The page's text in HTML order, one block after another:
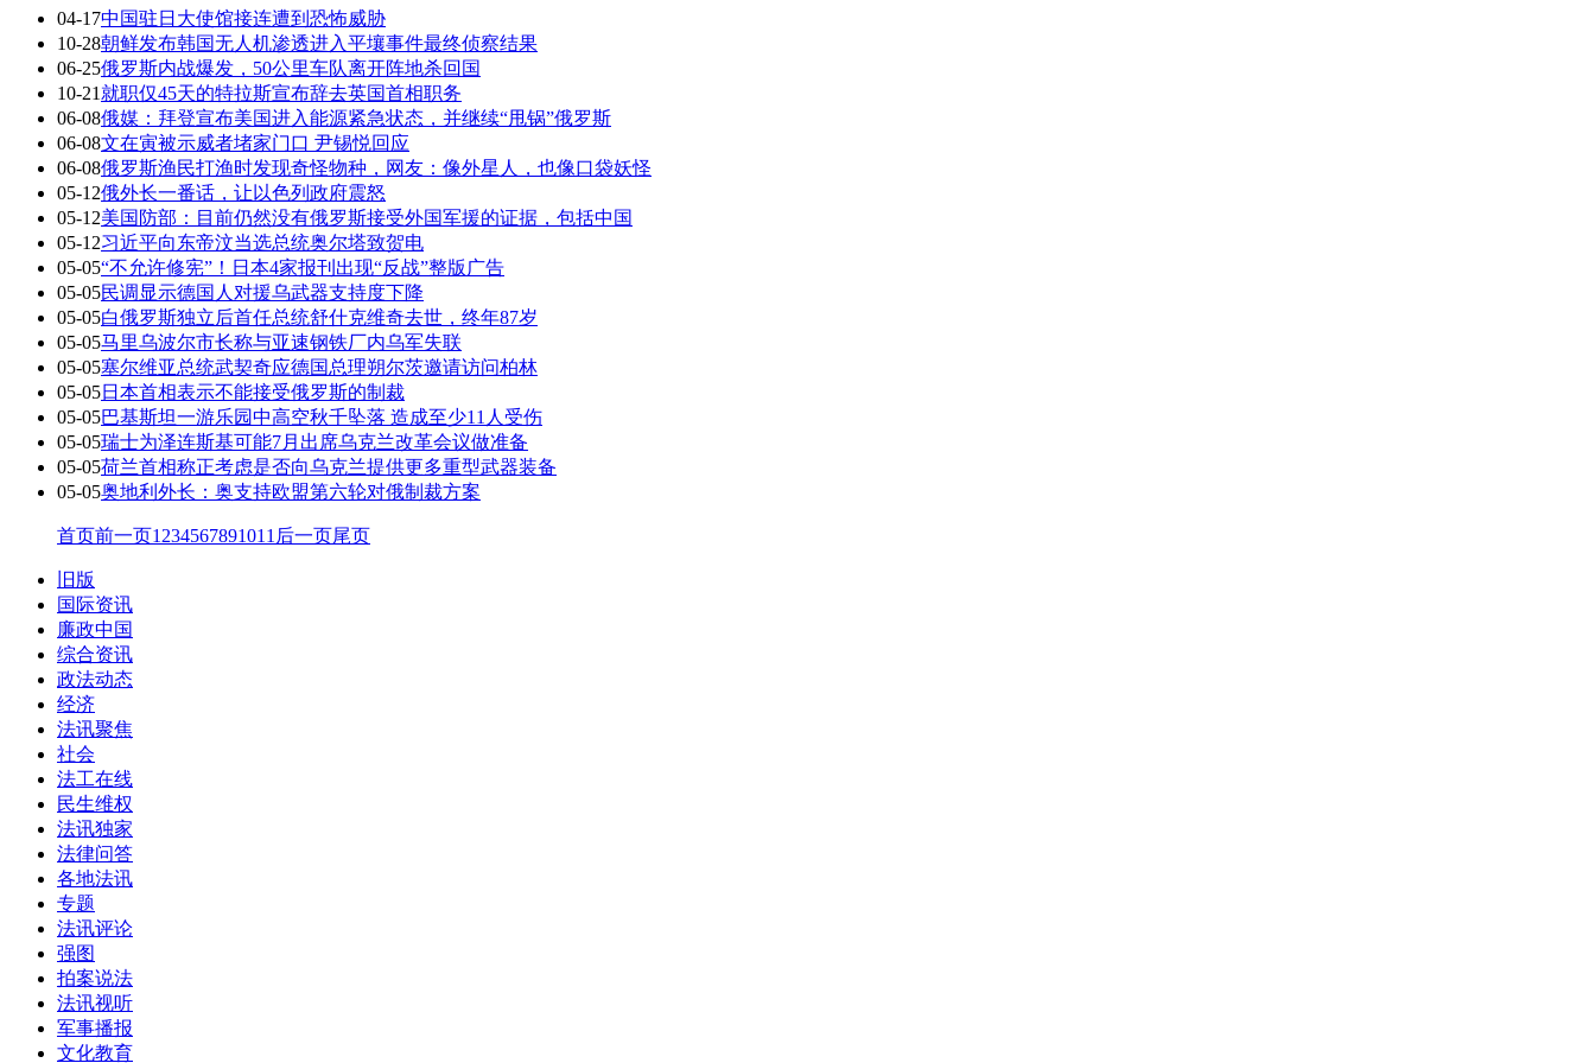
04-17中国驻日大使馆接连遭到恐怖威胁
10-28朝鲜发布韩国无人机渗透进入平壤事件最终侦察结果
06-25俄罗斯内战爆发，50公里车队离开阵地杀回国
10-21 就职仅45天的特拉斯宣布辞去英国首相职务
06-08俄媒：拜登宣布美国进入能源紧急状态，并继续“甩锅”俄罗斯
06-08文在寅被示威者堵家门口 尹锡悦回应
06-08俄罗斯渔民打渔时发现奇怪物种，网友：像外星人，也像口袋妖怪
05-12俄外长一番话，让以色列政府震怒
05-12美国防部：目前仍然没有俄罗斯接受外国军援的证据，包括中国
05-12习近平向东帝汶当选总统奥尔塔致贺电
05-05“不允许修宪”！日本4家报刊出现“反战”整版广告
05-05民调显示德国人对援乌武器支持度下降
05-05白俄罗斯独立后首任总统舒什克维奇去世，终年87岁
05-05马里乌波尔市长称与亚速钢铁厂内乌军失联
05-05塞尔维亚总统武契奇应德国总理朔尔茨邀请访问柏林
05-05日本首相表示不能接受俄罗斯的制裁
05-05巴基斯坦一游乐园中高空秋千坠落 造成至少11人受伤
05-05瑞士为泽连斯基可能7月出席乌克兰改革会议做准备
05-05荷兰首相称正考虑是否向乌克兰提供更多重型武器装备
05-05奥地利外长：奥支持欧盟第六轮对俄制裁方案
首页前一页1 234567891011 后一页尾页
旧版
国际资讯
廉政中国
综合资讯
政法动态
经济
法讯聚焦
社会
法工在线
民生维权
法讯独家
法律问答
各地法讯
专题
法讯评论
强图
拍案说法
法讯视听
军事播报
文化教育